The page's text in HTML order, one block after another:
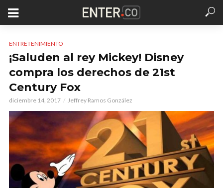
ENTRETENIMIENTO
¡Saluden al rey Mickey! Disney
compra los derechos de 21st
Century Fox
diciembre 14, 2017 Jeffrey Ramos González